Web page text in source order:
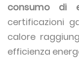
consumo di
certificazioni
calore
efficienza